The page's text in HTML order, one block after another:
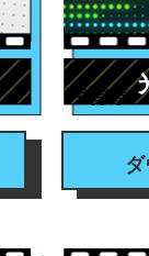
#背景